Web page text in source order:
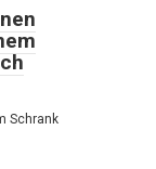
Schrank